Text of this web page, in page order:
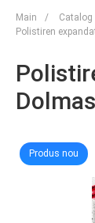
Main / Catalog
Polistiren
Produs nou